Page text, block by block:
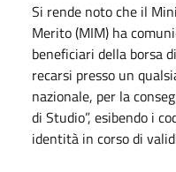
Si rende noto che il
Merito (MIM) ha
beneficiari della borsa
recarsi presso un
nazionale, per la
di Studio”, esibendo i
identità in corso di